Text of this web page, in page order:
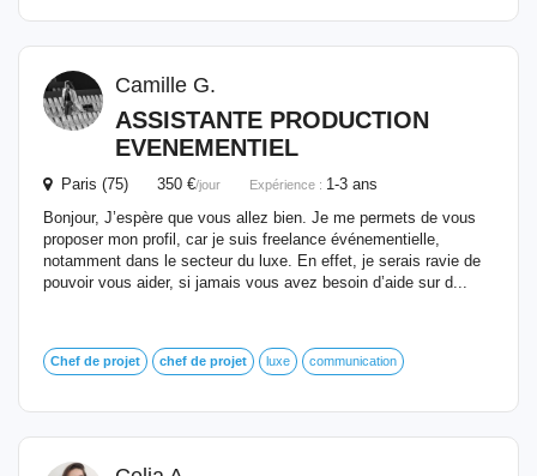
Camille G.
ASSISTANTE PRODUCTION
EVENEMENTIEL
Paris (75) 350 €/jour Expérience : 1-3 ans
Bonjour, J’espère que vous allez bien. Je me permets de vous
proposer mon profil, car je suis freelance événementielle,
notamment dans le secteur du luxe. En effet, je serais ravie de
pouvoir vous aider, si jamais vous avez besoin d’aide sur d...
Chef de projet chef de projet luxe communication